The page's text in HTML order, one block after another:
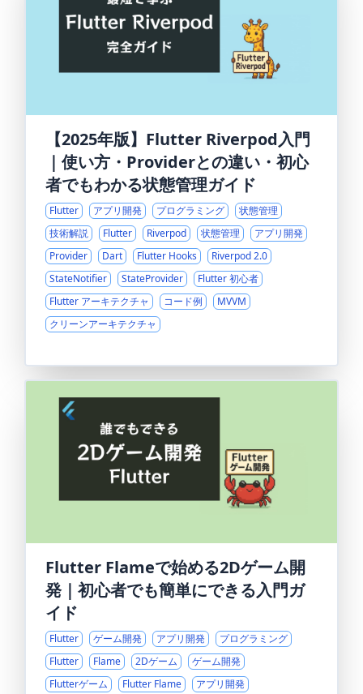
【2025年版】Flutter Riverpod入門
｜使い方・Providerとの違い・初心
者でもわかる状態管理ガイド
Flutter アプリ開発 プログラミング
状態管理
技術解説
Flutter Riverpod 状態管理
アプリ開発
Provider
Dart Flutter Hooks
Riverpod 2.0
StateNotifier
StateProvider
Flutter 初心者
Flutter アーキテクチャ
コード例
MVVM
クリーンアーキテクチャ
Flutter Flameで始める2Dゲーム開
発｜初心者でも簡単にできる入門ガ
イド
Flutter ゲーム開発 アプリ開発
プログラミング
Flutter
Flame 2Dゲーム
ゲーム開発
Flutterゲーム
Flutter Flame
アプリ開発